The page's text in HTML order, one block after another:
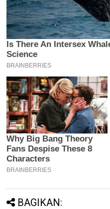
BAGIKAN: